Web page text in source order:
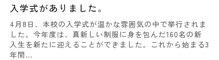
入学式がありました。
4月8日、本校の入学式が温かな雰囲気の中で挙行されま
した。今年度は、真新しい制服に身を包んだ160名の新
入生を新たに迎えることができました。これから始まる3
年間...